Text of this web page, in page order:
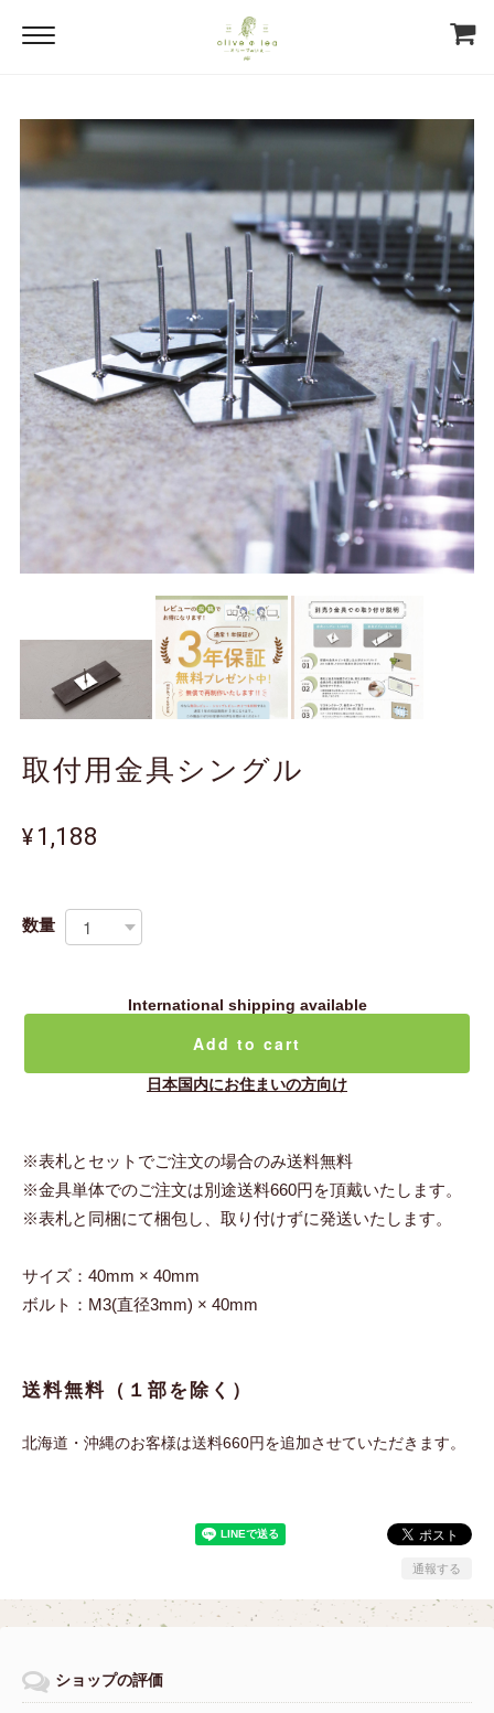
取付用金具シングル
¥1,188
数量
International shipping available
Add to cart
日本国内にお住まいの方向け
※表札とセットでご注文の場合のみ送料無料
※金具単体でのご注文は別途送料660円を頂戴いたします。
※表札と同梱にて梱包し、取り付けずに発送いたします。
サイズ：40mm × 40mm
ボルト：M3(直径3mm) × 40mm
送料無料（１部を除く）
北海道・沖縄のお客様は送料660円を追加させていただきます。
通報する
ショップの評価